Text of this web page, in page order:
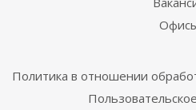
Политика в отношении